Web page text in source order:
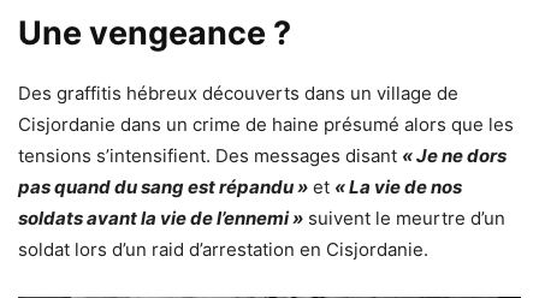
Une vengeance ?
Des graffitis hébreux découverts dans un village de
Cisjordanie dans un crime de haine présumé alors que les
tensions s’intensifient. Des messages disant « Je ne dors
pas quand du sang est répandu » et « La vie de nos
soldats avant la vie de l’ennemi » suivent le meurtre d’un
soldat lors d’un raid d’arrestation en Cisjordanie.